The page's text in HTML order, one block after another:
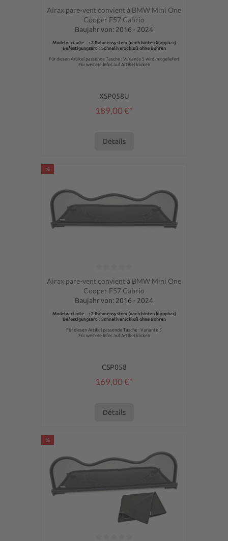
Note moyenne de 0 sur 5 étoiles
Airax pare-vent convient à BMW Mini One
Cooper F57 Cabrio
Baujahr von: 2016 - 2024
Modelvariante : 2 Rahmensystem (nach hinten klappbar)
Befestigungsart : Schnellverschluß ohne Bohren
Für diesen Artikel passende Tasche : Variante 5 wird mitgeliefert
Für weitere Infos auf Artikel klicken
XSP058U
189,00 €*
Détails
%
Note moyenne de 0 sur 5 étoiles
Airax pare-vent convient à BMW Mini One
Cooper F57 Cabrio
Baujahr von: 2016 - 2024
Modelvariante : 2 Rahmensystem (nach hinten klappbar)
Befestigungsart : Schnellverschluß ohne Bohren
Für diesen Artikel passende Tasche : Variante 5
Für weitere Infos auf Artikel klicken
CSP058
169,00 €*
Détails
%